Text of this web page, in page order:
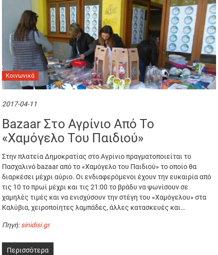
Κοινωνικά
2017-04-11
Bazaar Στο Αγρίνιο Από Το
«Χαμόγελο Του Παιδιού»
Στην πλατεία Δημοκρατίας στο Αγρίνιο πραγματοποιείται το
Πασχαλινό bazaar από το «Χαμόγελο του Παιδιού» το οποίο θα
διαρκέσει μέχρι αύριο. Οι ενδιαφερόμενοι έχουν την ευκαιρία από
τις 10 το πρωί μέχρι και τις 21:00 το βράδυ να ψωνίσουν σε
χαμηλές τιμές και να ενισχύσουν την στέγη του «Χαμόγελου» στα
Καλύβια, χειροποίητες λαμπάδες, άλλες κατασκευές και…
Πηγή:sinidisi.gr
Περισσότερα